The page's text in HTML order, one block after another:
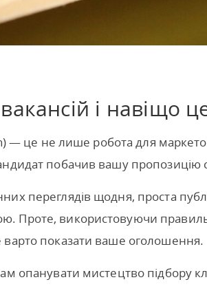
і навіщо
— це не лише робота для
побачив вашу пропозицію
переглядів щодня, проста
Проте, використовуючи
показати ваше оголошення.
опанувати мистецтво підбору